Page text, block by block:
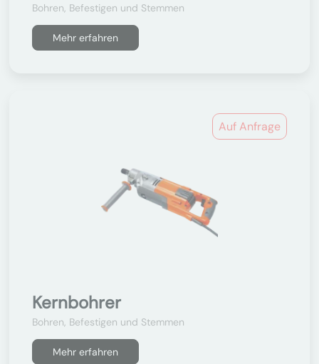
Bohren, Befestigen und Stemmen
Mehr erfahren
Auf Anfrage
Kernbohrer
Bohren, Befestigen und Stemmen
Mehr erfahren